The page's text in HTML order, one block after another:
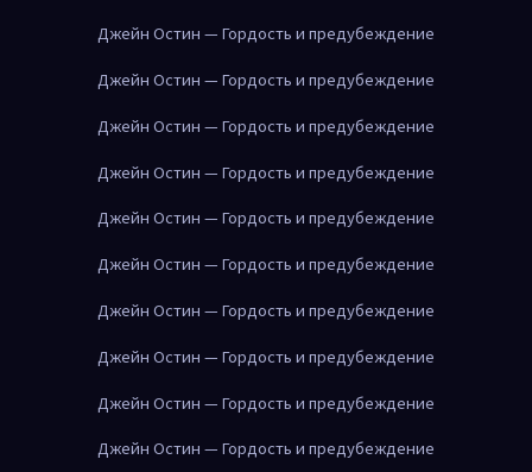
Джейн Остин — Гордость и предубеждение
Джейн Остин — Гордость и предубеждение
Джейн Остин — Гордость и предубеждение
Джейн Остин — Гордость и предубеждение
Джейн Остин — Гордость и предубеждение
Джейн Остин — Гордость и предубеждение
Джейн Остин — Гордость и предубеждение
Джейн Остин — Гордость и предубеждение
Джейн Остин — Гордость и предубеждение
Джейн Остин — Гордость и предубеждение